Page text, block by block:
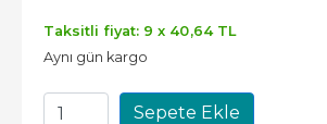
Taksitli fiyat: 9 x 40,64TL
Aynı gün kargo
Sepete Ekle